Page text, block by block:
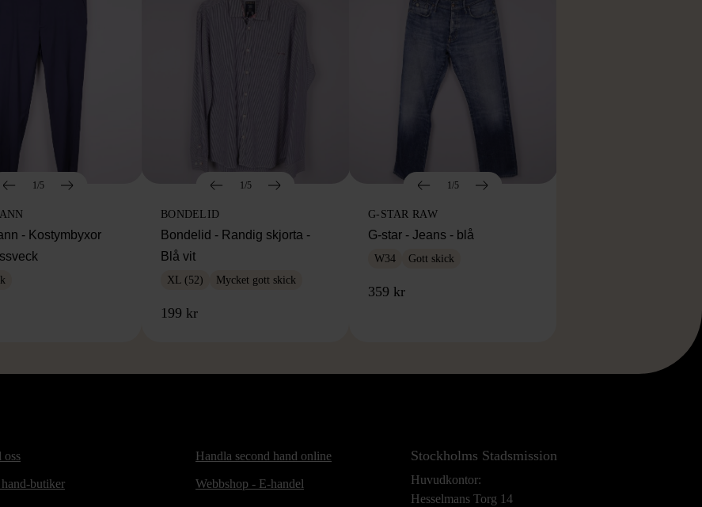
1/5
- Kostymbyxor
1/5
BONDELID
Bondelid - Randig skjorta -
Blå vit
XL (52) Mycket gott skick
199 kr
1/5
G-STAR RAW
G-star - Jeans - blå
W34 Gott skick
359 kr
oss
hand-butiker
Handla second hand online
Webbshop - E-handel
Stockholms Stadsmission
Huvudkontor:
Hesselmans Torg 14